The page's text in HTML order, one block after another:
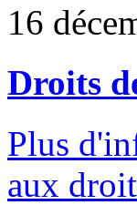
16
Droits
Plus
aux